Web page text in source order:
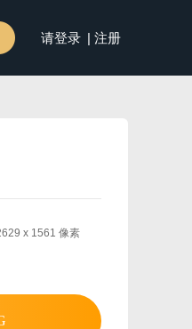
请登录 | 注册
x 1561 像素